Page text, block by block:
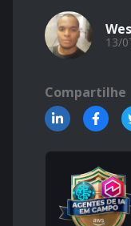
13/
Compartilhe